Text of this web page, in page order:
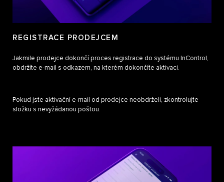
REGISTRACE PRODEJCEM
Jakmile prodejce dokončí proces registrace do systému InControl,
obdržíte e-mail s odkazem, na kterém dokončíte aktivaci.
Pokud jste aktivační e-mail od prodejce neobdrželi, zkontrolujte
složku s nevyžádanou poštou.